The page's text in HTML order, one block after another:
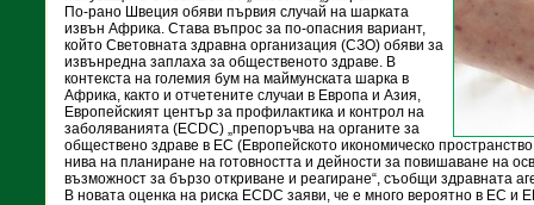
По-рано Швеция обяви първия случай на шарката
извън Африка. Става въпрос за по-опасния вариант,
който Световната здравна организация (СЗО) обяви за
извънредна заплаха за общественото здраве. В
контекста на големия бум на маймунската шарка в
Африка, както и отчетените случаи в Европа и Азия,
Европейският център за профилактика и контрол на
заболяванията (ECDC) „препоръчва на органите за
обществено здраве в ЕС (Европейското икономическо
нива на планиране на готовността и дейности за повишаване на
възможност за бързо откриване и реагиране“, съобщи здравната
В новата оценка на риска ECDC заяви, че е много вероятно в ЕС и